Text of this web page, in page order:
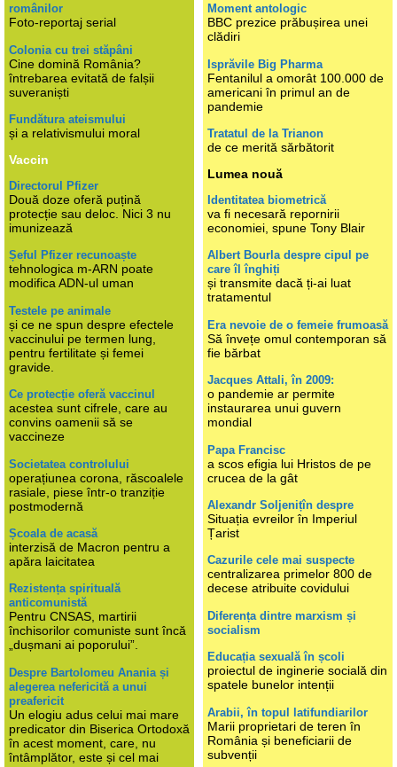
românilor
Foto-reportaj serial
Colonia cu trei stăpâni
Cine domină România?
întrebarea evitată de falșii
suveraniști
Fundătura ateismului
și a relativismului moral
Vaccin
Directorul Pfizer
Două doze oferă puțină
protecție sau deloc. Nici 3 nu
imunizează
Șeful Pfizer recunoaște
tehnologica m-ARN poate
modifica ADN-ul uman
Testele pe animale
și ce ne spun despre efectele
vaccinului pe termen lung,
pentru fertilitate și femei
gravide.
Ce protecție oferă vaccinul
acestea sunt cifrele, care au
convins oamenii să se
vaccineze
Societatea controlului
operațiunea corona, răscoalele
rasiale, piese într-o tranziție
postmodernă
Școala de acasă
interzisă de Macron pentru a
apăra laicitatea
Rezistența spirituală
anticomunistă
Pentru CNSAS, martirii
închisorilor comuniste sunt încă
„dușmani ai poporului”.
Despre Bartolomeu Anania și
alegerea nefericită a unui
preafericit
Un elogiu adus celui mai mare
predicator din Biserica Ortodoxă
în acest moment, care, nu
întâmplător, este și cel mai
Moment antologic
BBC prezice prăbușirea unei
clădiri
Isprăvile Big Pharma
Fentanilul a omorât 100.000 de
americani în primul an de
pandemie
Tratatul de la Trianon
de ce merită sărbătorit
Lumea nouă
Identitatea biometrică
va fi necesară repornirii
economiei, spune Tony Blair
Albert Bourla despre cipul pe
care îl înghiți
și transmite dacă ți-ai luat
tratamentul
Era nevoie de o femeie frumoasă
Să învețe omul contemporan să
fie bărbat
Jacques Attali, în 2009:
o pandemie ar permite
instaurarea unui guvern
mondial
Papa Francisc
a scos efigia lui Hristos de pe
crucea de la gât
Alexandr Soljenițîn despre
Situația evreilor în Imperiul
Țarist
Cazurile cele mai suspecte
centralizarea primelor 800 de
decese atribuite covidului
Diferența dintre marxism și
socialism
Educația sexuală în școli
proiectul de inginerie socială din
spatele bunelor intenții
Arabii, în topul latifundiarilor
Marii proprietari de teren în
România și beneficiarii de
subvenții